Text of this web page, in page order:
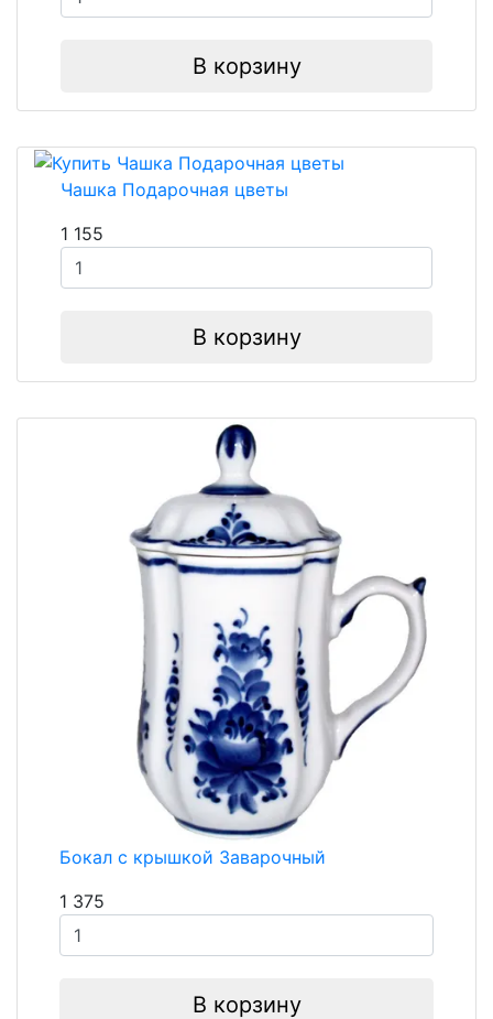
В корзину
Чашка Подарочная цветы
1 155
В корзину
Бокал с крышкой Заварочный
1 375
В корзину